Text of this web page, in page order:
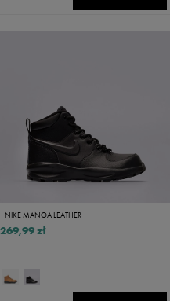
NIKE MANOA LEATHER
269,99 zł